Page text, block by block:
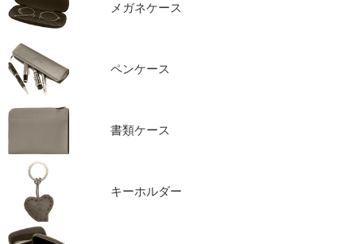
メガネケース
ペンケース
書類ケース
キーホルダー